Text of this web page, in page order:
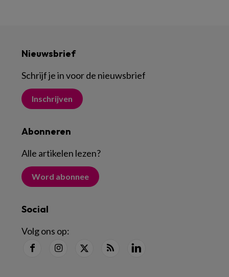
Nieuwsbrief
Schrijf je in voor de nieuwsbrief
Inschrijven
Abonneren
Alle artikelen lezen?
Word abonnee
Social
Volg ons op: